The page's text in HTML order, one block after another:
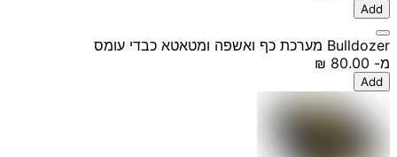
Add
Bulldozer מערכת כף ואשפה ומטאטא כבדי עומס
מ-
Add